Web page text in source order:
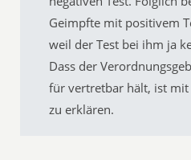
Geimpfte mit positivem
weil der Test bei ihm ja
Dass der
für vertretbar hält, ist
zu erklären.